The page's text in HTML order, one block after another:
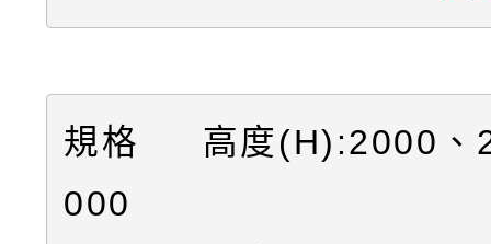
規格 高度(H):2000、
000